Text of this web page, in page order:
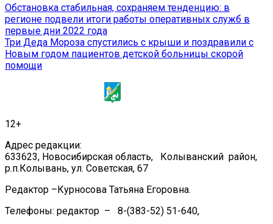
Навигация
по
записям
Обстановка стабильная, сохраняем тенденцию: в
регионе подвели итоги работы оперативных служб в
первые дни 2022 года
Три Деда Мороза спустились с крыши и поздравили с
Новым годом пациентов детской больницы скорой
помощи
12+
Адрес редакции:
633623, Новосибирская область, Колыванский район,
р.п.Колывань, ул. Советская, 67
Редактор –Курносова Татьяна Егоровна.
Телефоны: редактор – 8-(383-52) 51-640,